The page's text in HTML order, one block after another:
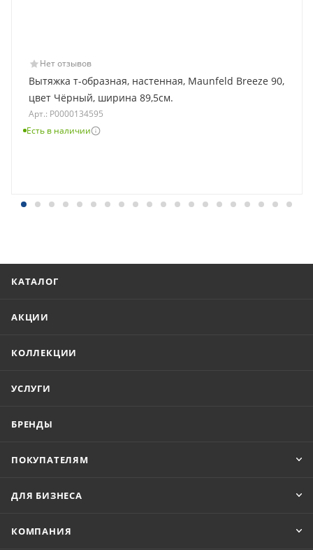
Нет отзывов
Вытяжка т-образная, настенная, Maunfeld Breeze 90,
цвет Чёрный, ширина 89,5см.
Арт.: Р0000134595
Есть в наличии
КАТАЛОГ
АКЦИИ
КОЛЛЕКЦИИ
УСЛУГИ
БРЕНДЫ
ПОКУПАТЕЛЯМ
ДЛЯ БИЗНЕСА
КОМПАНИЯ